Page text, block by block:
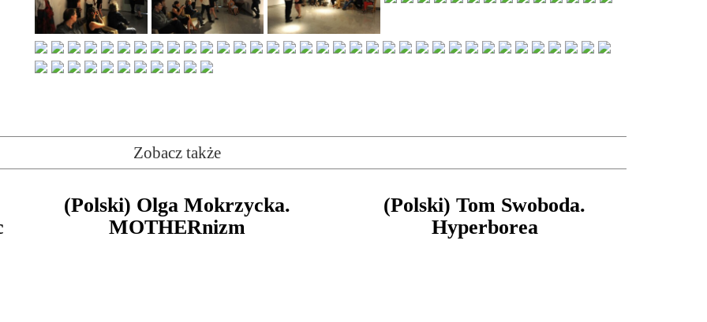
Zobacz także
(Polski) Olga Mokrzycka.
MOTHERnizm
(Polski) Tom Swoboda.
Hyperborea